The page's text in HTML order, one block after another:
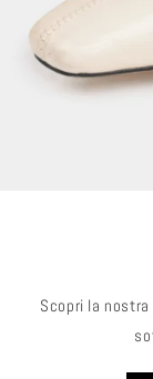
Scopri la